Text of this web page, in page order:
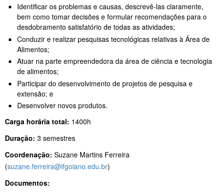
Identificar os problemas e causas, descrevê-las claramente,
bem como tomar decisões e formular recomendações para o
desdobramento satisfatório de todas as atividades;
Conduzir e realizar pesquisas tecnológicas relativas à Área de
Alimentos;
Atuar na parte empreendedora da área de ciência e tecnologia
de alimentos;
Participar do desenvolvimento de projetos de pesquisa e
extensão; e
Desenvolver novos produtos.
Carga horária total: 1400h
Duração: 3 semestres
Coordenação: Suzane Martins Ferreira
(suzane.ferreira@ifgoiano.edu.br)
Documentos: